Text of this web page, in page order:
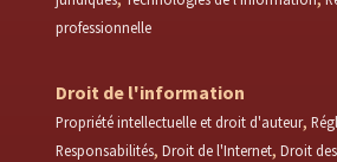
professionnelle
Droit de l'information
Propriété intellectuelle et droit d'auteur
Responsabilités Droit de l'Internet Droit